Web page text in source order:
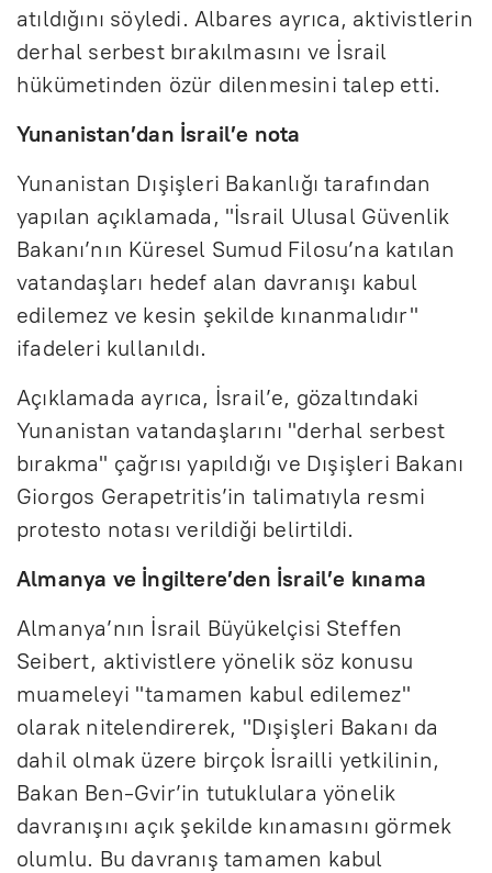
atıldığını söyledi. Albares ayrıca, aktivistlerin
derhal serbest bırakılmasını ve İsrail
hükümetinden özür dilenmesini talep etti.
Yunanistan’dan İsrail’e nota
Yunanistan Dışişleri Bakanlığı tarafından
yapılan açıklamada, "İsrail Ulusal Güvenlik
Bakanı’nın Küresel Sumud Filosu’na katılan
vatandaşları hedef alan davranışı kabul
edilemez ve kesin şekilde kınanmalıdır"
ifadeleri kullanıldı.
Açıklamada ayrıca, İsrail’e, gözaltındaki
Yunanistan vatandaşlarını "derhal serbest
bırakma" çağrısı yapıldığı ve Dışişleri Bakanı
Giorgos Gerapetritis’in talimatıyla resmi
protesto notası verildiği belirtildi.
Almanya ve İngiltere’den İsrail’e kınama
Almanya’nın İsrail Büyükelçisi Steffen
Seibert, aktivistlere yönelik söz konusu
muameleyi "tamamen kabul edilemez"
olarak nitelendirerek, "Dışişleri Bakanı da
dahil olmak üzere birçok İsrailli yetkilinin,
Bakan Ben-Gvir’in tutuklulara yönelik
davranışını açık şekilde kınamasını görmek
olumlu. Bu davranış tamamen kabul